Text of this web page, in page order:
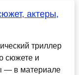
актеры,
триллер
сюжете и
— в материале